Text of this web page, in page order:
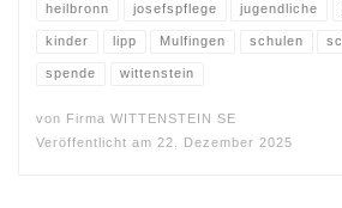
heilbronn josefspflege jugendliche
kinder lipp Mulfingen schulen
spende wittenstein
von Firma WITTENSTEIN SE
Veröffentlicht am 22. Dezember 2025